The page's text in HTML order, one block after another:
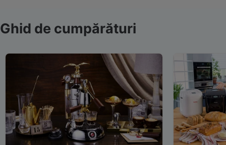
Ghid de cumpărături